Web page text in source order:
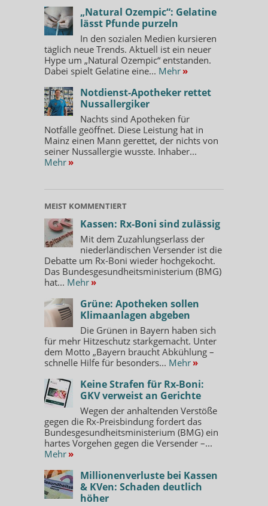
„Natural Ozempic“: Gelatine
lässt Pfunde purzeln
In den sozialen Medien kursieren
täglich neue Trends. Aktuell ist ein neuer
Hype um „Natural Ozempic“ entstanden.
Dabei spielt Gelatine eine... Mehr »
Notdienst-Apotheker rettet
Nussallergiker
Nachts sind Apotheken für
Notfälle geöffnet. Diese Leistung hat in
Mainz einen Mann gerettet, der nichts von
seiner Nussallergie wusste. Inhaber...
Mehr »
MEIST KOMMENTIERT
Kassen: Rx-Boni sind zulässig
Mit dem Zuzahlungserlass der
niederländischen Versender ist die
Debatte um Rx-Boni wieder hochgekocht.
Das Bundesgesundheitsministerium (BMG)
hat... Mehr »
Grüne: Apotheken sollen
Klimaanlagen abgeben
Die Grünen in Bayern haben sich
für mehr Hitzeschutz starkgemacht. Unter
dem Motto „Bayern braucht Abkühlung –
schnelle Hilfe für besonders... Mehr »
Keine Strafen für Rx-Boni:
GKV verweist an Gerichte
Wegen der anhaltenden Verstöße
gegen die Rx-Preisbindung fordert das
Bundesgesundheitsministerium (BMG) ein
hartes Vorgehen gegen die Versender –...
Mehr »
Millionenverluste bei Kassen
& KVen: Schaden deutlich
höher